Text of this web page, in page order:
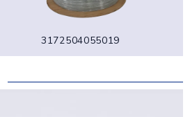
3172504055019